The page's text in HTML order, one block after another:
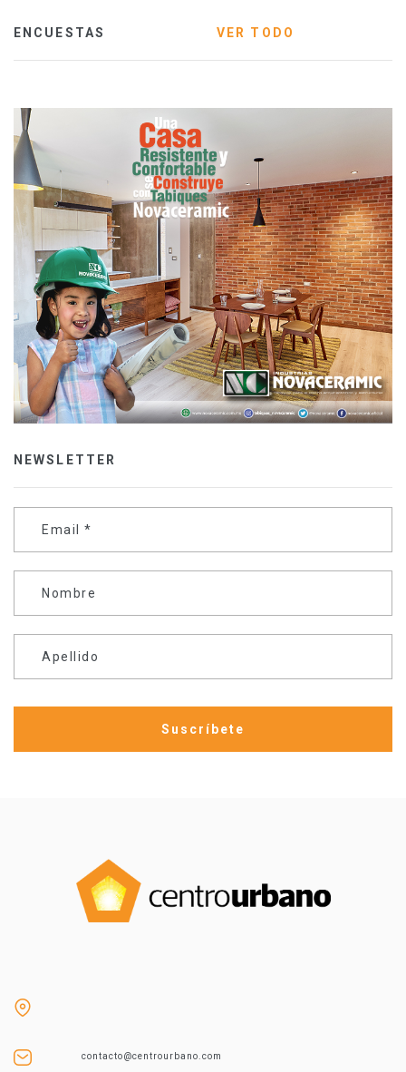
ENCUESTAS VER TODO
NEWSLETTER
Email *
Nombre
Apellido
contacto@centrourbano.com